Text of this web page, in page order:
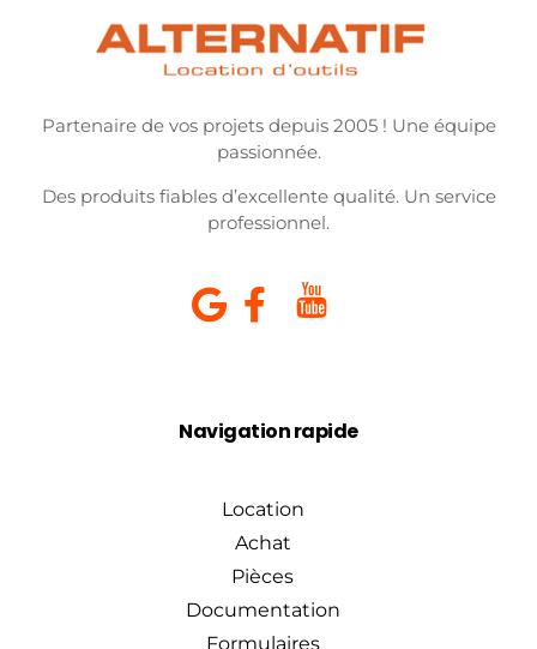
Partenaire de vos projets depuis 2005 ! Une équipe
passionnée.
Des produits fiables d’excellente qualité. Un service
professionnel.
Navigation rapide
Location
Achat
Pièces
Documentation
Formulaires